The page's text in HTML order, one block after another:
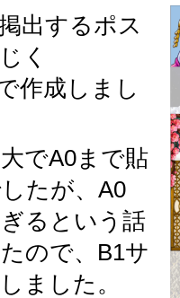
出するポス
く
作成しまし
でA0まで貼
たが、A0
るという話
ので、B1サ
ました。